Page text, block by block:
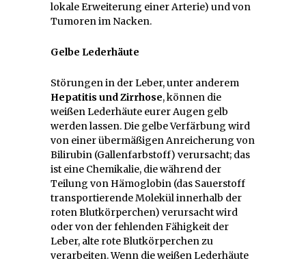
lokale Erweiterung einer Arterie) und von
Tumoren im Nacken.
Gelbe Lederhäute
Störungen in der Leber, unter anderem
Hepatitis und Zirrhose, können die
weißen Lederhäute eurer Augen gelb
werden lassen. Die gelbe Verfärbung wird
von einer übermäßigen Anreicherung von
Bilirubin (Gallenfarbstoff) verursacht; das
ist eine Chemikalie, die während der
Teilung von Hämoglobin (das Sauerstoff
transportierende Molekül innerhalb der
roten Blutkörperchen) verursacht wird
oder von der fehlenden Fähigkeit der
Leber, alte rote Blutkörperchen zu
verarbeiten. Wenn die weißen Lederhäute